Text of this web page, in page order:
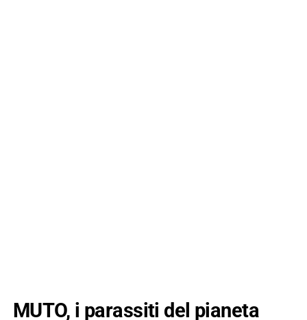
MUTO, i parassiti del pianeta